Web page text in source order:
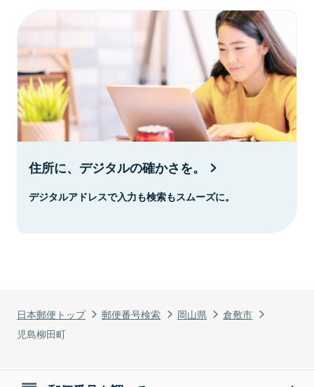
日本郵便トップ 郵便番号検索 岡山県
倉敷市
児島柳田町
住所に、デジタルの確かさを。
デジタルアドレスで入力も検索もスムーズに。